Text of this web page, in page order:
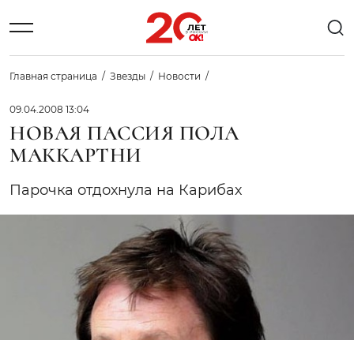
Главная страница Звезды Новости
09.04.2008 13:04
НОВАЯ ПАССИЯ ПОЛА
МАККАРТНИ
Парочка отдохнула на Карибах